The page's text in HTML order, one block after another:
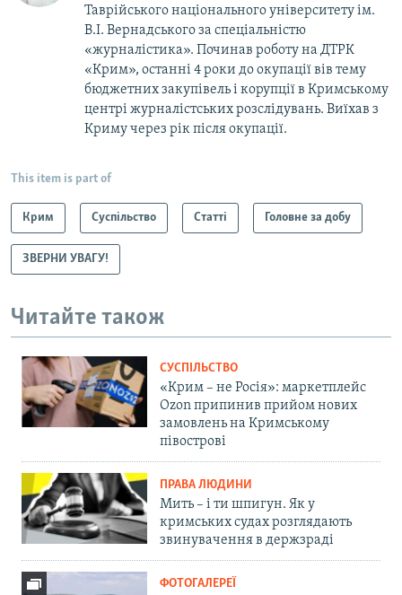
Таврійського національного університету ім.
В.І. Вернадського за спеціальністю
«журналістика». Починав роботу на ДТРК
«Крим», останні 4 роки до окупації вів тему
бюджетних закупівель і корупції в Кримському
центрі журналістських розслідувань. Виїхав з
Криму через рік після окупації.
This item is part of
Крим Суспільство Статті Головне за добу
ЗВЕРНИ УВАГУ!
Читайте також
СУСПІЛЬСТВО
«Крим – не Росія»: маркетплейс
Ozon припинив прийом нових
замовлень на Кримському
півострові
ПРАВА ЛЮДИНИ
Мить – і ти шпигун. Як у
кримських судах розглядають
звинувачення в держзраді
ФОТОГАЛЕРЕЇ